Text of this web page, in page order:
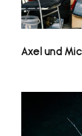
Axel und